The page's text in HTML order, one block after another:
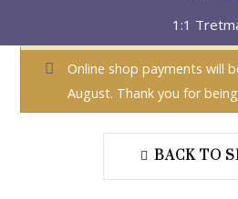
1:1
Online shop payments will
August. Thank you for
BACK TO